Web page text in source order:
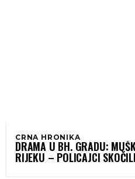
CRNA HRONIKA
DRAMA U BH. GRADU:
RIJEKU – POLICAJCI